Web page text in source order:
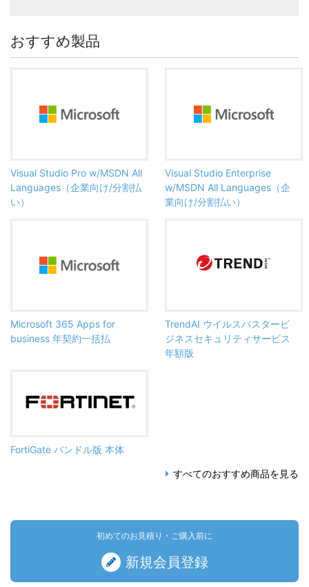
おすすめ製品
Visual Studio Pro w/MSDN All
Languages（企業向け/分割払
い）
Visual Studio Enterprise
w/MSDN All Languages（企
業向け/分割払い）
Microsoft 365 Apps for
business 年契約一括払
TrendAI ウイルスバスタービ
ジネスセキュリティサービス
年額版
FortiGate バンドル版 本体
すべてのおすすめ商品を見る
初めてのお見積り・ご購入前に
新規会員登録